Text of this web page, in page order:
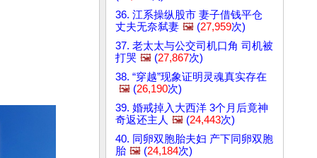
36. 江系操纵股市 妻子借钱平仓
丈夫无奈弑妻 🖼️ (27,959次)
37. 老太太与公交司机口角 司机被
打哭 🖼️ (27,867次)
38. “穿越”现象证明灵魂真实存在
🖼️ (26,190次)
39. 婚戒掉入大西洋 3个月后竟神
奇返还主人 🖼️ (24,443次)
40. 同卵双胞胎夫妇 产下同卵双胞
胎 🖼️ (24,184次)